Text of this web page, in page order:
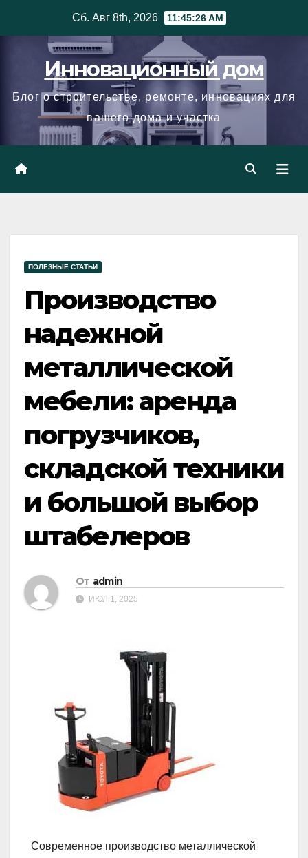
Сб. Авг 8th, 2026 11:45:27 AM
Инновационный дом
Блог о строительстве, ремонте, инновациях для
вашего дома и участка
ПОЛЕЗНЫЕ СТАТЬИ
Производство
надежной
металлической
мебели: аренда
погрузчиков,
складской техники
и большой выбор
штабелеров
От admin
ИЮЛ 1, 2025
Современное производство металлической